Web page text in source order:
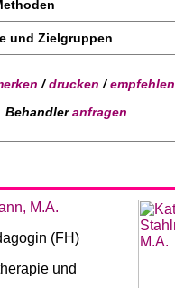
und Zielgruppen
/drucken /empfehlen
Behandleranfragen
M.A.
(FH)
und